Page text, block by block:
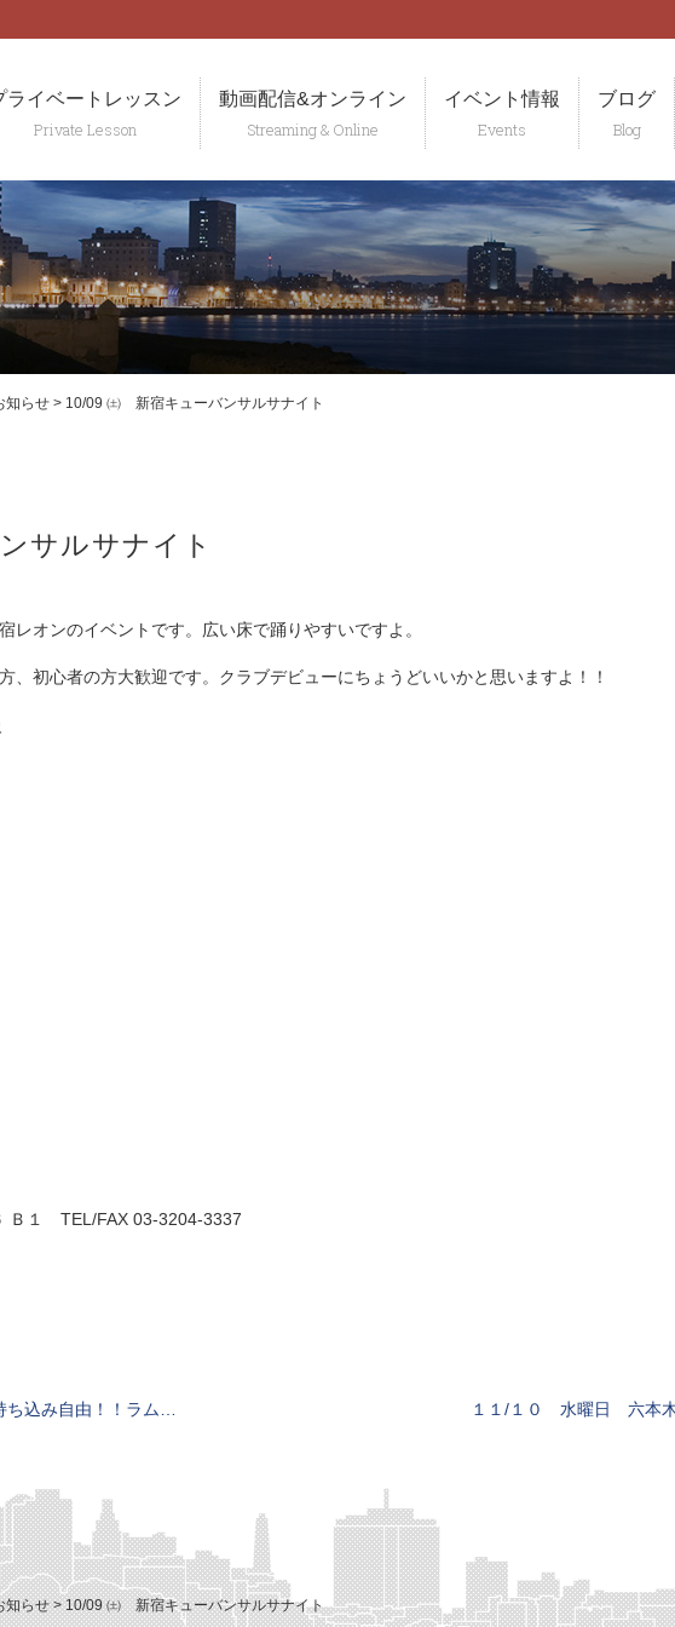
ライベートレッスン 動画配信&オンライン イベント情報 ブログ
知らせ > 10/09 ㈯ 新宿キューバンサルサナイト
サルサナイト
レオンのイベントです。広い床で踊りやすいですよ。
、初心者の方大歓迎です。クラブデビューにちょうどいいかと思いますよ！！
Ｂ１ TEL/FAX 03-3204-3337
由！！ラム飲み放題 １１/１０ 水曜日 六本
知らせ>10/09 ㈯ 新宿キューバンサルサナイト